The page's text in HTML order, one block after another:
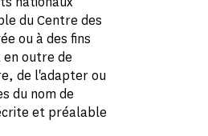
du Centre des
ou à des fins
outre de
de l'adapter ou
du nom de
et préalable